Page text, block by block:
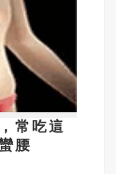
常吃這
腰